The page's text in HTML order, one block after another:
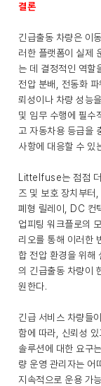
결론
긴급출동 차량은 이
러한 플랫폼이 실제
는 데 결정적인 역할
전압 분배, 전동화
뢰성이나 차량 성능
및 임무 수행에 필수
고 자동차용 등급을
사항에 대응할 수 있
Littelfuse는 점점
즈 및 보호 장치부터
폐형 릴레이, DC 컨
업피팅 워크플로의
리오를 통해 이러한
합 전압 환경을 위
의 긴급출동 차량이
원한다.
긴급 서비스 차량들
함에 따라, 신뢰성
솔루션에 대한 요구
량 운영 관리자는 어
지속적으로 운용 가